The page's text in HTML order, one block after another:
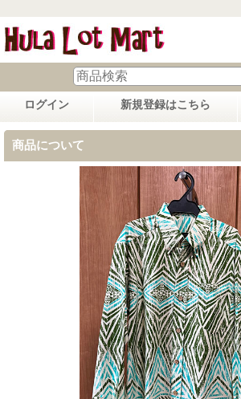
ログイン 新規登録はこちら
商品について